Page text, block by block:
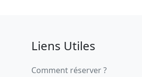
Liens Utiles
Comment réserver ?